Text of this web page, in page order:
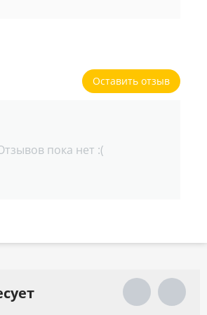
Оставить отзыв
пока нет :(